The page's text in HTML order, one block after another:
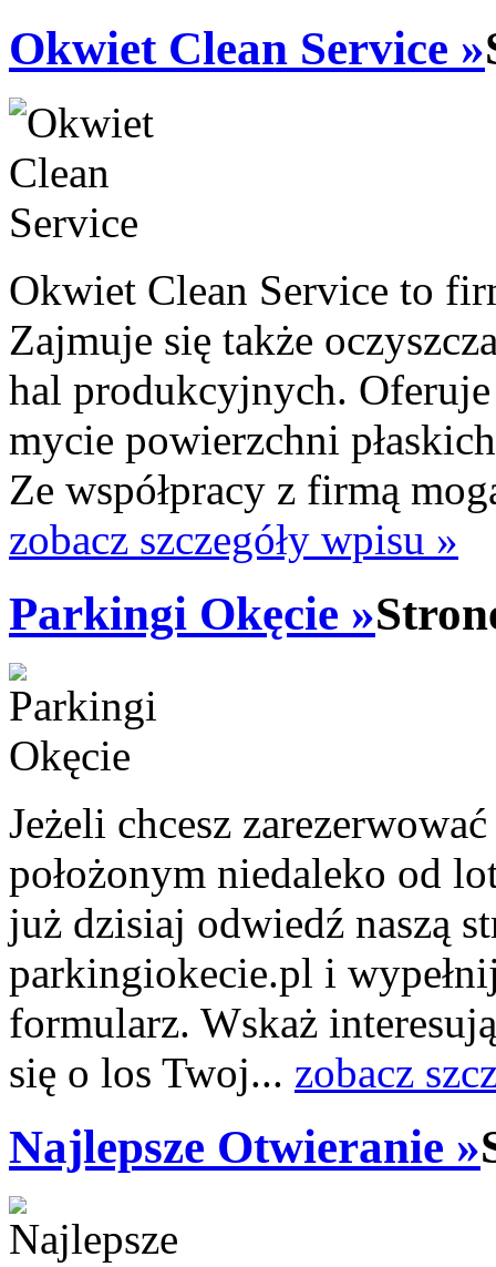
Okwiet Clean Service »
Okwiet Clean Service to
Zajmuje się także
hal produkcyjnych.
mycie powierzchni
Ze współpracy z firmą
zobacz szczegóły wpisu »
Parkingi Okęcie »
Jeżeli chcesz
położonym niedaleko od
już dzisiaj odwiedź naszą
parkingiokecie.pl i
formularz. Wskaż
się o los Twoj... zobacz
Najlepsze Otwieranie »